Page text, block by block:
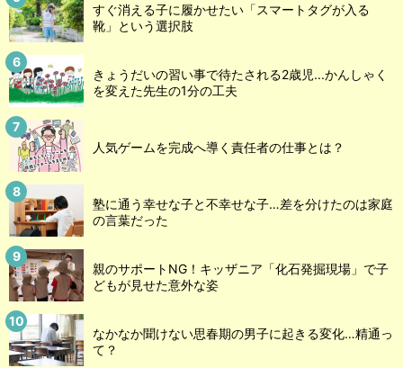
すぐ消える子に履かせたい「スマートタグが入る
靴」という選択肢
きょうだいの習い事で待たされる2歳児...かんしゃく
を変えた先生の1分の工夫
人気ゲームを完成へ導く責任者の仕事とは？
塾に通う幸せな子と不幸せな子…差を分けたのは家庭
の言葉だった
親のサポートNG！キッザニア「化石発掘現場」で子
どもが見せた意外な姿
なかなか聞けない思春期の男子に起きる変化…精通っ
て？